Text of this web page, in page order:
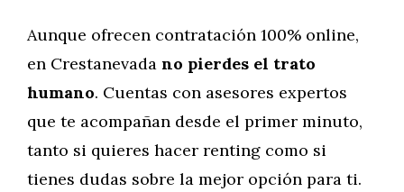
Aunque ofrecen contratación 100% online,
en Crestanevada no pierdes el trato
humano. Cuentas con asesores expertos
que te acompañan desde el primer minuto,
tanto si quieres hacer renting como si
tienes dudas sobre la mejor opción para ti.